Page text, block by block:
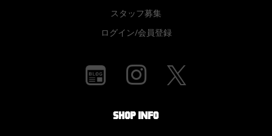
スタッフ募集
ログイン/会員登録